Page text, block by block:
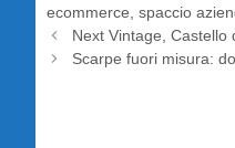
ecommerce spaccio
Next Vintage,
Scarpe fuori misura: